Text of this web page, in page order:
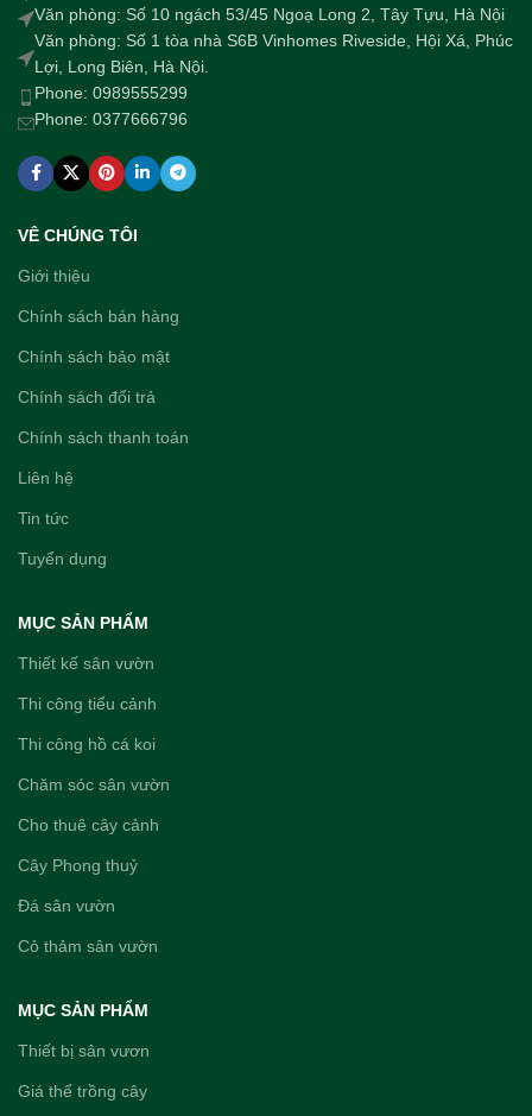
Văn phòng: Số 10 ngách 53/45 Ngoạ Long 2, Tây Tựu, Hà Nội
Văn phòng: Số 1 tòa nhà S6B Vinhomes Riveside, Hội Xá, Phúc
Lợi, Long Biên, Hà Nội.
Phone: 0989555299
Phone: 0377666796
VÊ CHÚNG TÔI
Giới thiệu
Chính sách bán hàng
Chính sách bảo mật
Chính sách đổi trả
Chính sách thanh toán
Liên hệ
Tin tức
Tuyển dụng
MỤC SẢN PHẨM
Thiết kế sân vườn
Thi công tiểu cảnh
Thi công hồ cá koi
Chăm sóc sân vườn
Cho thuê cây cảnh
Cây Phong thuỷ
Đá sân vườn
Cỏ thảm sân vườn
MỤC SẢN PHẨM
Thiết bị sân vươn
Giá thể trồng cây